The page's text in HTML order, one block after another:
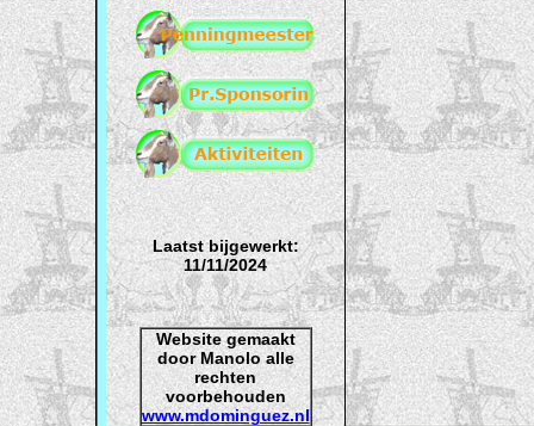
Laatst bijgewerkt:
11/11/2024
Website gemaakt
door Manolo alle
rechten
voorbehouden
www.mdominguez.nl